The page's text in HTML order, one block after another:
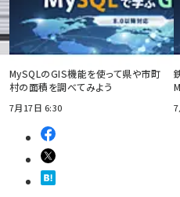
MySQLのGIS機能を使って県や市町
村の面積を調べてみよう
7月17日 6:30